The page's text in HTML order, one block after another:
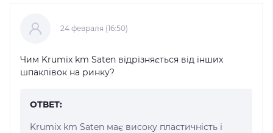
24 февраля (16:50)
Чим Krumix km Saten відрізняється від інших
шпаклівок на ринку?
ОТВЕТ:
Krumix km Saten має високу пластичність і